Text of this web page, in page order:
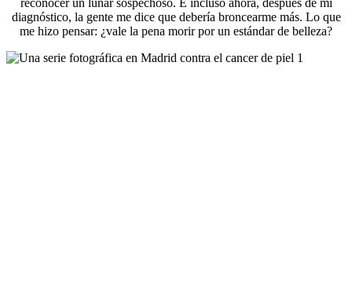
reconocer un lunar sospechoso. E incluso ahora, después de mi
diagnóstico, la gente me dice que debería broncearme más. Lo que
me hizo pensar: ¿vale la pena morir por un estándar de belleza?